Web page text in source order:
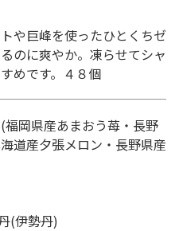
や巨峰を使ったひとくちゼ
のに爽やか。凍らせてシャ
めです。４８個
岡県産あまおう苺・長野
道産夕張メロン・長野県産
(伊勢丹)